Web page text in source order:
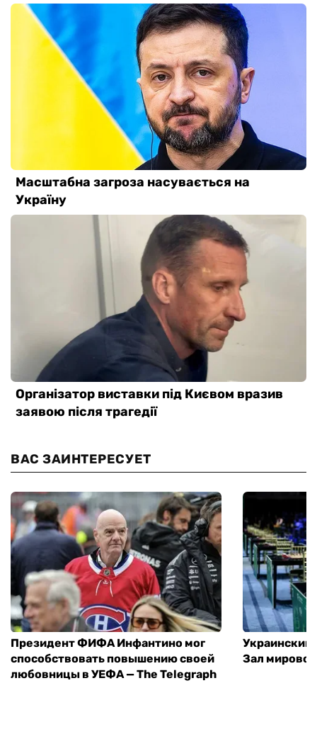
ВАС ЗАИНТЕРЕСУЕТ
Президент ФИФА Инфантино мог
способствовать повышению своей
любовницы в УЕФА — The Telegraph
Украинский
Зал